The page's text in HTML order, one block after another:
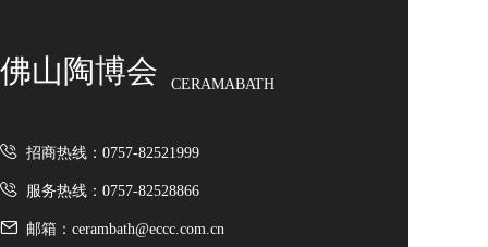
佛山陶博会 CERAMABATH
招商热线：0757-82521999
服务热线：0757-82528866
邮箱：cerambath@eccc.com.cn